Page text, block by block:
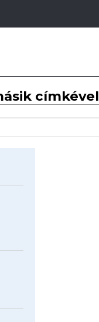
címkével